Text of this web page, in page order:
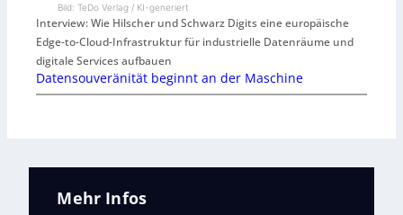
Bild: TeDo Verlag / KI-generiert
Interview: Wie Hilscher und Schwarz Digits eine europäische
Edge-to-Cloud-Infrastruktur für industrielle Datenräume und
digitale Services aufbauen
Datensouveränität beginnt an der Maschine
Mehr Infos